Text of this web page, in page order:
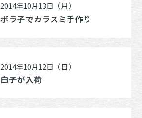
2014年10月13日（月）
ボラ子でカラスミ手作り
2014年10月12日（日）
白子が入荷